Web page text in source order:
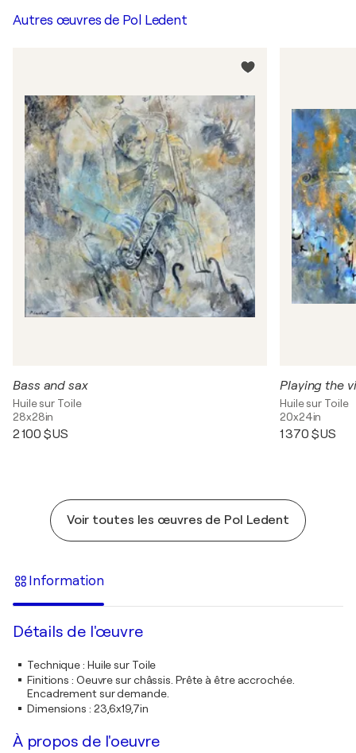
Autres œuvres de Pol Ledent
Bass and sax
Huile sur Toile
28x28in
2 100 $US
Playing the
Huile sur Toile
20x24in
1 370 $US
Voir toutes les œuvres de Pol Ledent
Information
Détails de l'œuvre
Technique: Huile sur Toile
Finitions : Oeuvre sur châssis. Prête à être accrochée.
Encadrement sur demande.
Dimensions : 23,6x19,7in
À propos de l'oeuvre